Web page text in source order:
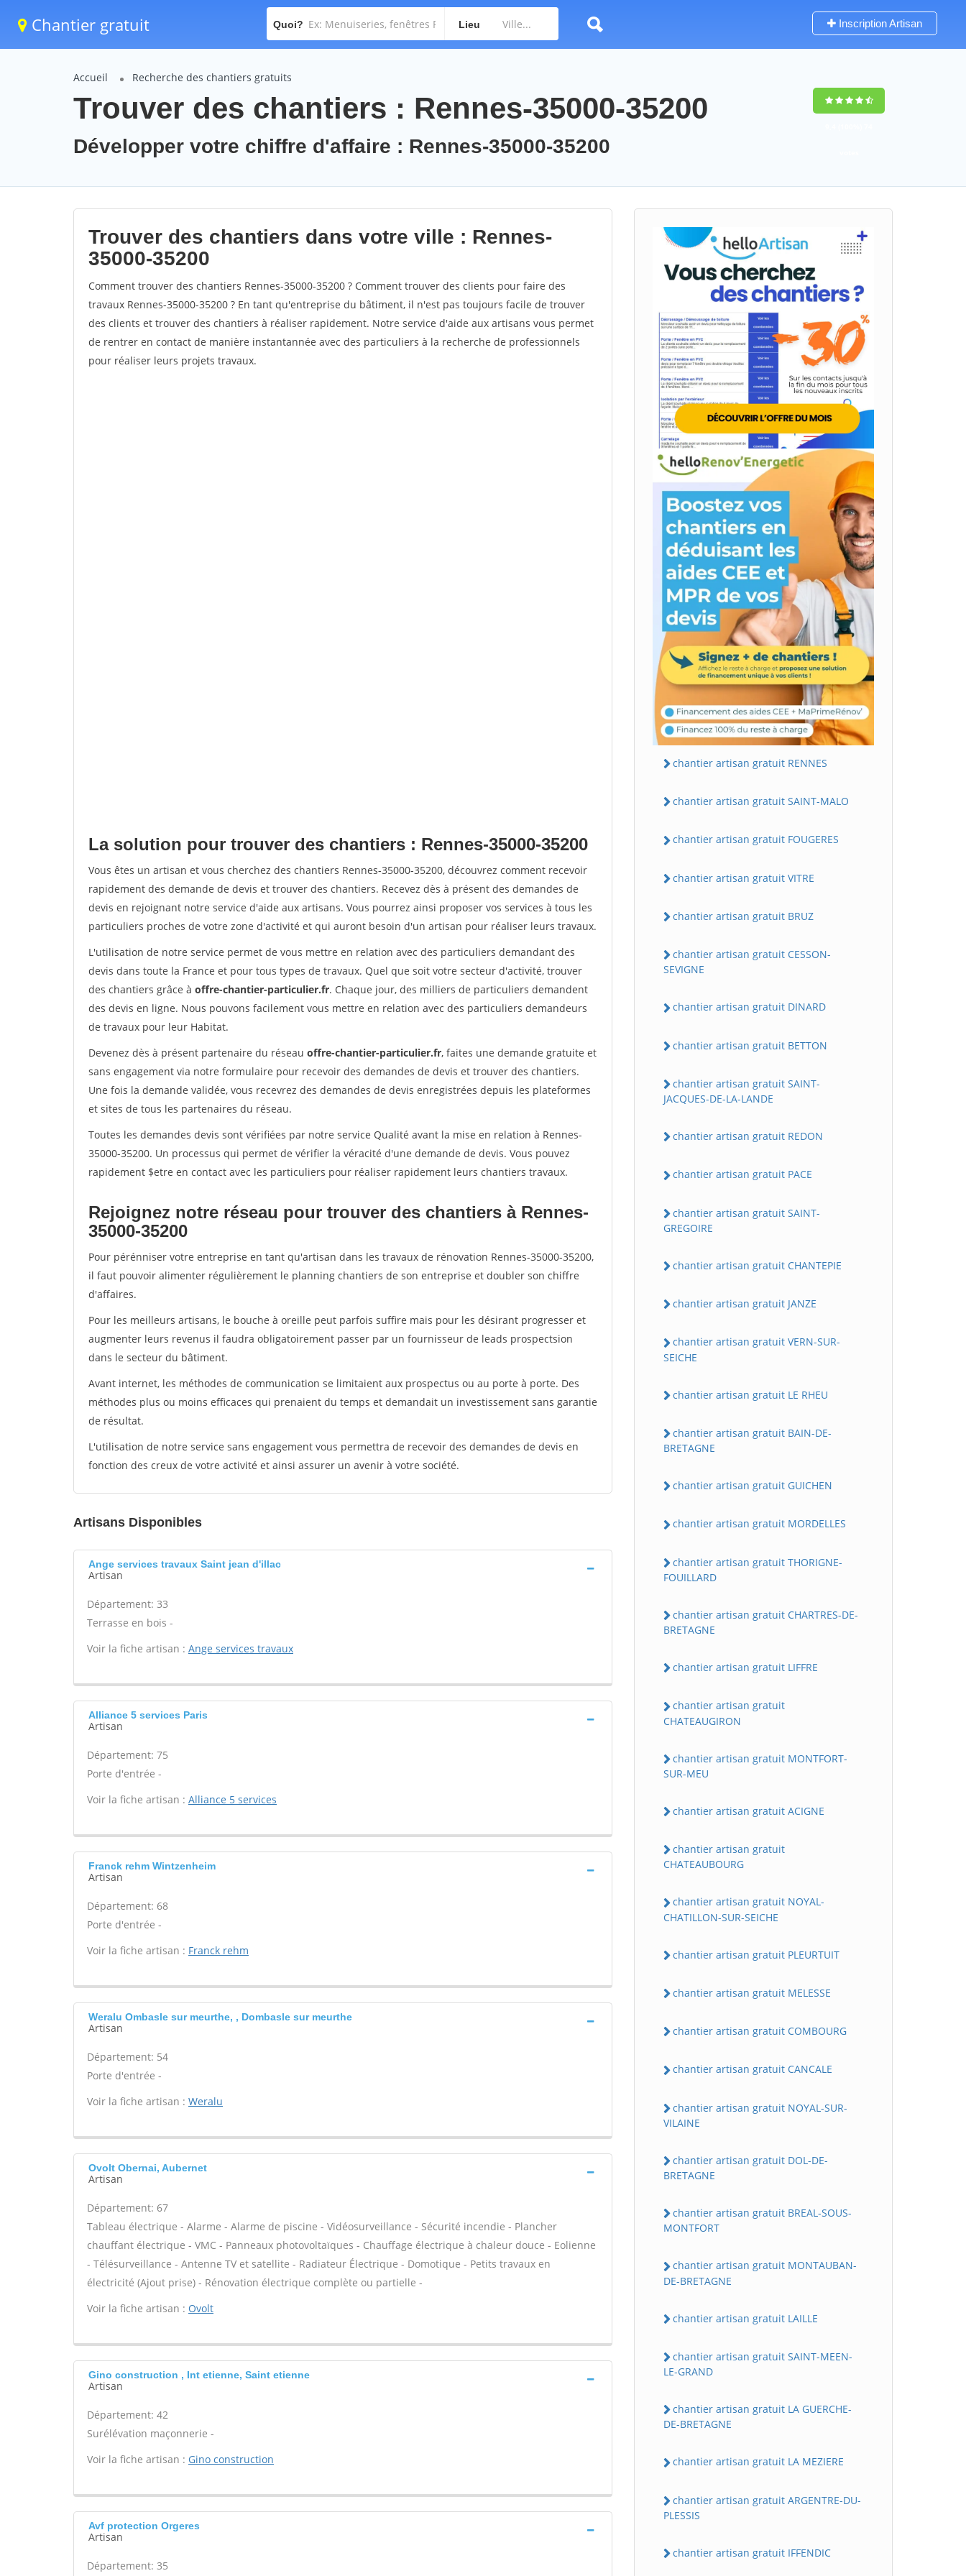
Chantier gratuit Quoi? Lieu Inscription Artisan
Accueil Recherche des chantiers gratuits
Trouver des chantiers : Rennes-35000-35200
Développer votre chiffre d'affaire : Rennes-35000-35200
Trouver des chantiers dans votre ville : Rennes-
35000-35200
Comment trouver des chantiers Rennes-35000-35200 ? Comment trouver des clients pour faire des
travaux Rennes-35000-35200 ? En tant qu'entreprise du bâtiment, il n'est pas toujours facile de trouver
des clients et trouver des chantiers à réaliser rapidement. Notre service d'aide aux artisans vous permet
de rentrer en contact de manière instantannée avec des particuliers à la recherche de professionnels
pour réaliser leurs projets travaux.
La solution pour trouver des chantiers : Rennes-35000-35200
Vous êtes un artisan et vous cherchez des chantiers Rennes-35000-35200, découvrez comment recevoir
rapidement des demande de devis et trouver des chantiers. Recevez dès à présent des demandes de
devis en rejoignant notre service d'aide aux artisans. Vous pourrez ainsi proposer vos services à tous les
particuliers proches de votre zone d'activité et qui auront besoin d'un artisan pour réaliser leurs travaux.
L'utilisation de notre service permet de vous mettre en relation avec des particuliers demandant des
devis dans toute la France et pour tous types de travaux. Quel que soit votre secteur d'activité, trouver
des chantiers grâce à offre-chantier-particulier.fr. Chaque jour, des milliers de particuliers demandent
des devis en ligne. Nous pouvons facilement vous mettre en relation avec des particuliers demandeurs
de travaux pour leur Habitat.
Devenez dès à présent partenaire du réseau offre-chantier-particulier.fr, faites une demande gratuite et
sans engagement via notre formulaire pour recevoir des demandes de devis et trouver des chantiers.
Une fois la demande validée, vous recevrez des demandes de devis enregistrées depuis les plateformes
et sites de tous les partenaires du réseau.
Toutes les demandes devis sont vérifiées par notre service Qualité avant la mise en relation à Rennes-
35000-35200. Un processus qui permet de vérifier la véracité d'une demande de devis. Vous pouvez
rapidement $etre en contact avec les particuliers pour réaliser rapidement leurs chantiers travaux.
Rejoignez notre réseau pour trouver des chantiers à Rennes-
35000-35200
Pour pérénniser votre entreprise en tant qu'artisan dans les travaux de rénovation Rennes-35000-35200,
il faut pouvoir alimenter régulièrement le planning chantiers de son entreprise et doubler son chiffre
d'affaires.
Pour les meilleurs artisans, le bouche à oreille peut parfois suffire mais pour les désirant progresser et
augmenter leurs revenus il faudra obligatoirement passer par un fournisseur de leads prospectsion
dans le secteur du bâtiment.
Avant internet, les méthodes de communication se limitaient aux prospectus ou au porte à porte. Des
méthodes plus ou moins efficaces qui prenaient du temps et demandait un investissement sans garantie
de résultat.
L'utilisation de notre service sans engagement vous permettra de recevoir des demandes de devis en
fonction des creux de votre activité et ainsi assurer un avenir à votre société.
Artisans Disponibles
Ange services travaux Saint jean d'illac
Artisan
Département: 33
Terrasse en bois -
Voir la fiche artisan : Ange services travaux
Alliance 5 services Paris
Artisan
Département: 75
Porte d'entrée -
Voir la fiche artisan : Alliance 5 services
Franck rehm Wintzenheim
Artisan
Département: 68
Porte d'entrée -
Voir la fiche artisan : Franck rehm
Weralu Ombasle sur meurthe, , Dombasle sur meurthe
Artisan
Département: 54
Porte d'entrée -
Voir la fiche artisan : Weralu
Ovolt Obernai, Aubernet
Artisan
Département: 67
Tableau électrique - Alarme - Alarme de piscine - Vidéosurveillance - Sécurité incendie - Plancher
chauffant électrique - VMC - Panneaux photovoltaïques - Chauffage électrique à chaleur douce - Eolienne
- Télésurveillance - Antenne TV et satellite - Radiateur Électrique - Domotique - Petits travaux en
électricité (Ajout prise) - Rénovation électrique complète ou partielle -
Voir la fiche artisan : Ovolt
Gino construction , Int etienne, Saint etienne
Artisan
Département: 42
Surélévation maçonnerie -
Voir la fiche artisan : Gino construction
Avf protection Orgeres
Artisan
Département: 35
chantier artisan gratuit RENNES
chantier artisan gratuit SAINT-MALO
chantier artisan gratuit FOUGERES
chantier artisan gratuit VITRE
chantier artisan gratuit BRUZ
chantier artisan gratuit CESSON-
SEVIGNE
chantier artisan gratuit DINARD
chantier artisan gratuit BETTON
chantier artisan gratuit SAINT-
JACQUES-DE-LA-LANDE
chantier artisan gratuit REDON
chantier artisan gratuit PACE
chantier artisan gratuit SAINT-
GREGOIRE
chantier artisan gratuit CHANTEPIE
chantier artisan gratuit JANZE
chantier artisan gratuit VERN-SUR-
SEICHE
chantier artisan gratuit LE RHEU
chantier artisan gratuit BAIN-DE-
BRETAGNE
chantier artisan gratuit GUICHEN
chantier artisan gratuit MORDELLES
chantier artisan gratuit THORIGNE-
FOUILLARD
chantier artisan gratuit CHARTRES-DE-
BRETAGNE
chantier artisan gratuit LIFFRE
chantier artisan gratuit
CHATEAUGIRON
chantier artisan gratuit MONTFORT-
SUR-MEU
chantier artisan gratuit ACIGNE
chantier artisan gratuit
CHATEAUBOURG
chantier artisan gratuit NOYAL-
CHATILLON-SUR-SEICHE
chantier artisan gratuit PLEURTUIT
chantier artisan gratuit MELESSE
chantier artisan gratuit COMBOURG
chantier artisan gratuit CANCALE
chantier artisan gratuit NOYAL-SUR-
VILAINE
chantier artisan gratuit DOL-DE-
BRETAGNE
chantier artisan gratuit BREAL-SOUS-
MONTFORT
chantier artisan gratuit MONTAUBAN-
DE-BRETAGNE
chantier artisan gratuit LAILLE
chantier artisan gratuit SAINT-MEEN-
LE-GRAND
chantier artisan gratuit LA GUERCHE-
DE-BRETAGNE
chantier artisan gratuit LA MEZIERE
chantier artisan gratuit ARGENTRE-DU-
PLESSIS
chantier artisan gratuit IFFENDIC